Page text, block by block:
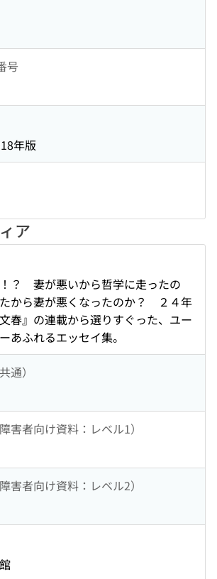
号
年版
ア
？ 妻が悪いから哲学に走ったの
から妻が悪くなったのか？ ２４年
春』の連載から選りすぐった、ユー
あふれるエッセイ集。
通）
害者向け資料：レベル1）
害者向け資料：レベル2）